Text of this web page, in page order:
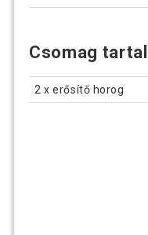
Csomag
2 x erősítő horog